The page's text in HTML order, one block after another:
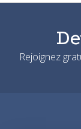
Rejoignez